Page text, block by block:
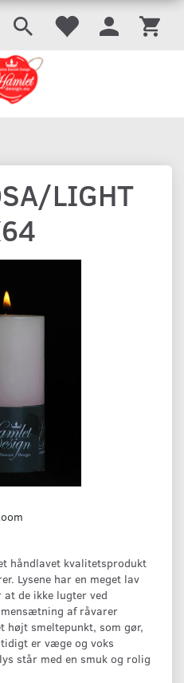
LIGHT
håndlavet kvalitetsprodukt
Lysene har en meget lav
de ikke lugter ved
af råvarer
højt smeltepunkt, som gør,
er væge og voks
står med en smuk og rolig